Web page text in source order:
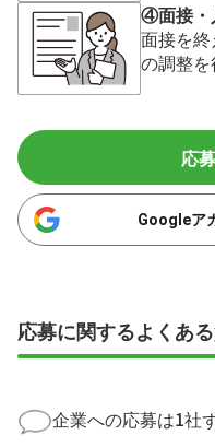
④面接・
面接を
の調整を
応
Googleア
応募に関するよくあ
企業への応募は1社